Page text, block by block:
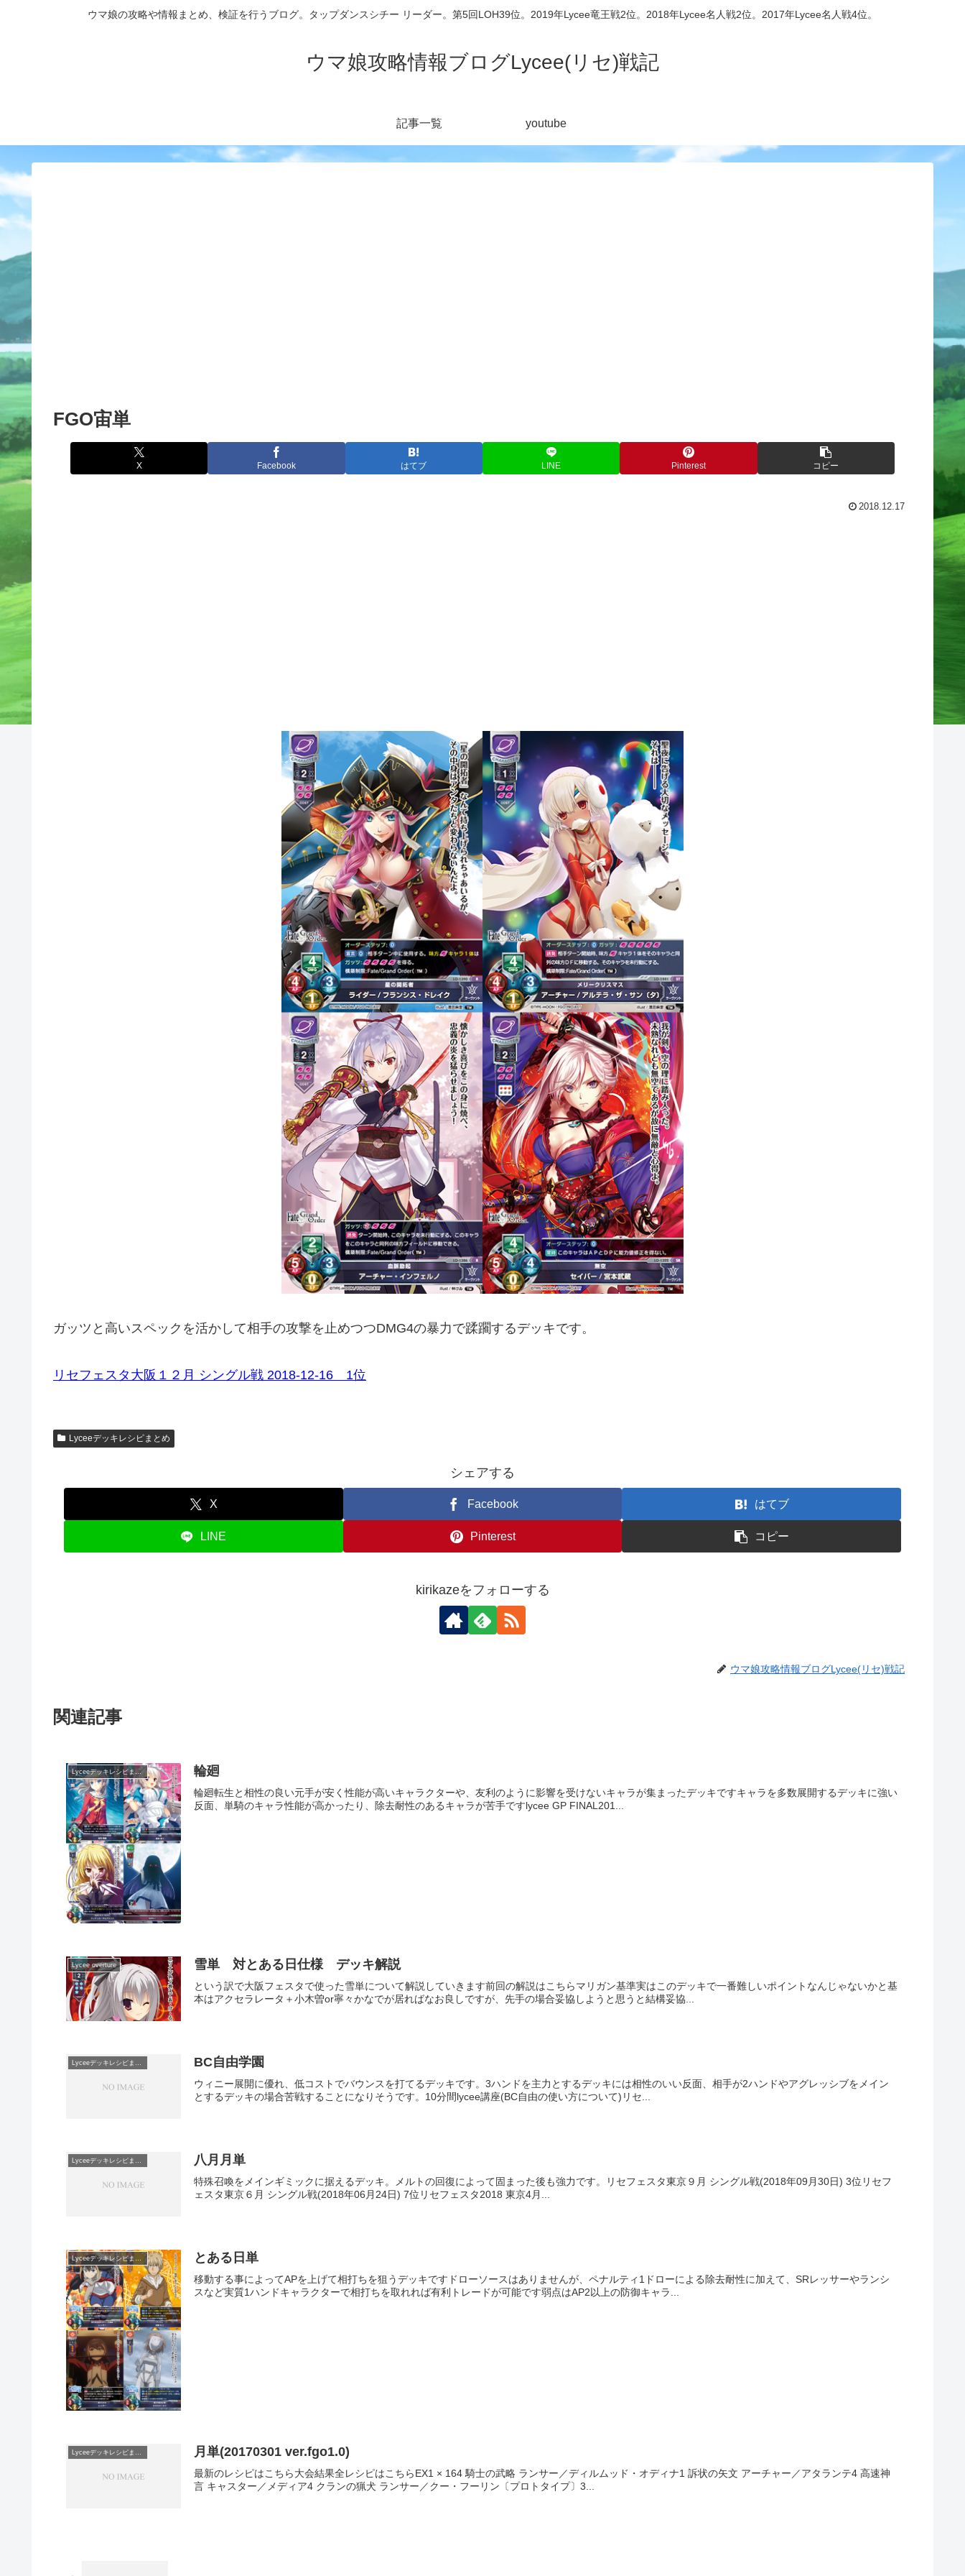
ウマ娘の攻略や情報まとめ、検証を行うブログ。タップダンスシチー リーダー。第5回LOH39位。2019年Lycee竜王戦2位。2018年Lycee名人戦2位。2017年Lycee名人戦4位。
ウマ娘攻略情報ブログLycee(リセ)戦記
記事一覧 youtube
FGO宙単
X Facebook はてブ LINE Pinterest コピー
2018.12.17
ガッツと高いスペックを活かして相手の攻撃を止めつつDMG4の暴力で蹂躙するデッキです。
リセフェスタ大阪１２月 シングル戦 2018-12-16 1位
Lyceeデッキレシピまとめ
シェアする
X Facebook はてブ
LINE Pinterest コピー
kirikazeをフォローする
ウマ娘攻略情報ブログLycee(リセ)戦記
関連記事
Lyceeデッキレシピまとめ 輪廻
輪廻転生と相性の良い元手が安く性能が高いキャラクターや、友利のように影響を受けないキャラが集まったデッキですキャラを多数展開するデッキに強い
反面、単騎のキャラ性能が高かったり、除去耐性のあるキャラが苦手ですlycee GP FINAL201...
Lycee overture 雪単 対とある日仕様 デッキ解説
という訳で大阪フェスタで使った雪単について解説していきます前回の解説はこちらマリガン基準実はこのデッキで一番難しいポイントなんじゃないかと基
本はアクセラレータ＋小木曽or寧々かなでが居ればなお良しですが、先手の場合妥協しようと思うと結構妥協...
Lyceeデッキレシピまとめ BC自由学園
ウィニー展開に優れ、低コストでバウンスを打てるデッキです。3ハンドを主力とするデッキには相性のいい反面、相手が2ハンドやアグレッシブをメイン
とするデッキの場合苦戦することになりそうです。10分間lycee講座(BC自由の使い方について)リセ...
Lyceeデッキレシピまとめ 八月月単
特殊召喚をメインギミックに据えるデッキ。メルトの回復によって固まった後も強力です。リセフェスタ東京９月 シングル戦(2018年09月30日) 3位リセフ
ェスタ東京６月 シングル戦(2018年06月24日) 7位リセフェスタ2018 東京4月...
Lyceeデッキレシピまとめ とある日単
移動する事によってAPを上げて相打ちを狙うデッキですドローソースはありませんが、ペナルティ1ドローによる除去耐性に加えて、SRレッサーやランシ
スなど実質1ハンドキャラクターで相打ちを取れれば有利トレードが可能です弱点はAP2以上の防御キャラ...
月単(20170301 ver.fgo1.0)
最新のレシピはこちら大会結果全レシピはこちらEX1 × 164 騎士の武略 ランサー／ディルムッド・オディナ1 訴状の矢文 アーチャー／アタランテ4 高速神
言 キャスター／メディア4 クランの猟犬 ランサー／クー・フーリン〔プロトタイプ〕3...